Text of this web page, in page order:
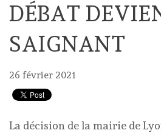
DÉBAT
SAIGNANT
26 février 2021
La décision de la mairie de